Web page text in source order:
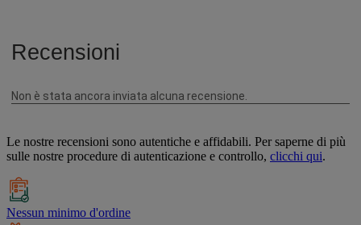
Le nostre recensioni sono autentiche e affidabili. Per saperne di più
sulle nostre procedure di autenticazione e controllo, clicchi qui.
Nessun minimo d'ordine